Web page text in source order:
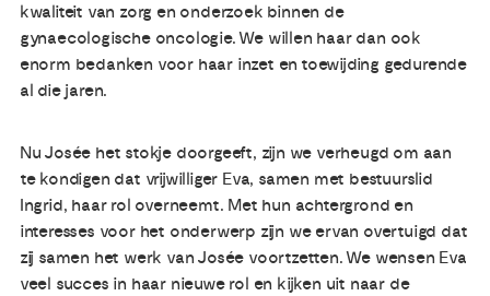
kwaliteit van zorg en onderzoek binnen de
gynaecologische oncologie. We willen haar dan ook
enorm bedanken voor haar inzet en toewijding gedurende
al die jaren.
Nu Josée het stokje doorgeeft, zijn we verheugd om aan
te kondigen dat vrijwilliger Eva, samen met bestuurslid
Ingrid, haar rol overneemt. Met hun achtergrond en
interesses voor het onderwerp zijn we ervan overtuigd dat
zij samen het werk van Josée voortzetten. We wensen Eva
veel succes in haar nieuwe rol en kijken uit naar de